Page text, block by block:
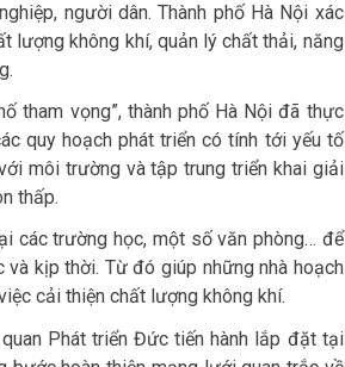
người dân. Thành phố Hà Nội xác
lượng không khí, quản lý chất thải, năng
tham vọng”, thành phố Hà Nội đã thực
quy hoạch phát triển có tính tới yếu tố
môi trường và tập trung triển khai giải
thấp.
các trường học, một số văn phòng… để
kịp thời. Từ đó giúp những nhà hoạch
cải thiện chất lượng không khí.
Phát triển Đức tiến hành lắp đặt tại